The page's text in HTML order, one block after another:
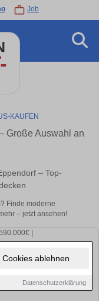
Cookies ablehnen
Datenschutzerklärung
Job
KAUFEN
Große Auswahl an
– Top-
Finde moderne
– jetzt ansehen!